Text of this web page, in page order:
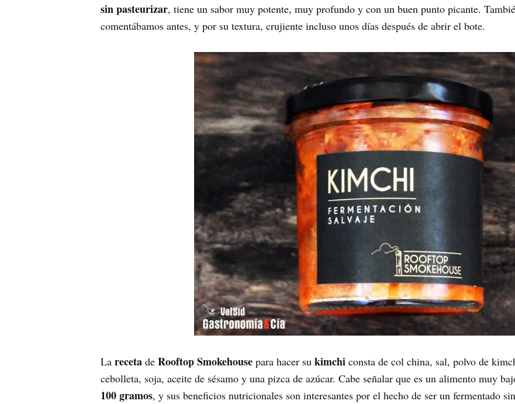
sin pasteurizar, tiene un sabor muy potente, muy profundo y con un buen punto picante.
comentábamos antes, y por su textura, crujiente incluso unos días después de abrir el bote.
La receta de Rooftop Smokehouse para hacer su kimchi consta de col china, sal, polvo de
cebolleta, soja, aceite de sésamo y una pizca de azúcar. Cabe señalar que es un alimento muy
100 gramos, y sus beneficios nutricionales son interesantes por el hecho de ser un fermentado